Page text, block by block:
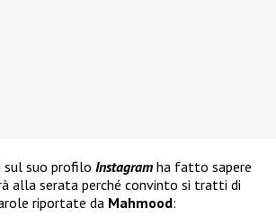
suo profilo Instagram ha fatto sapere
alla serata perché convinto si tratti di
riportate da Mahmood: